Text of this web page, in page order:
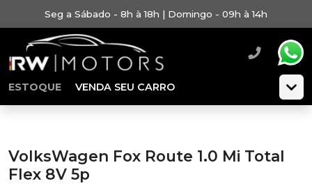
Seg a Sábado - 8h à 18h | Domingo - 09h à 14h
ESTOQUE VENDA SEU CARRO
VolksWagen Fox Route 1.0 Mi Total
Flex 8V 5p